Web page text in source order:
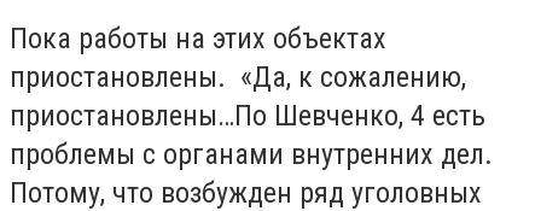
Пока работы на этих объектах
приостановлены. «Да, к сожалению,
приостановлены…По Шевченко, 4 есть
проблемы с органами внутренних дел.
Потому, что возбужден ряд уголовных